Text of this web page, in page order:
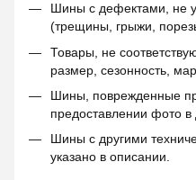
Шины с дефектами, не
(трещины, грыжи,
Товары, не
размер, сезонность,
Шины, поврежденные
предоставлении фото в
Шины с другими
указано в описании.